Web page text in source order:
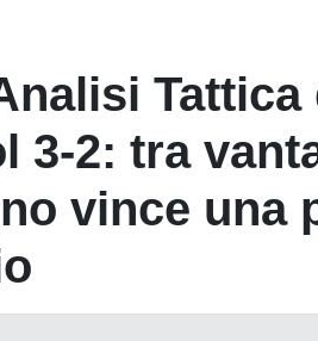
Tattica
3-2: tra
vince una